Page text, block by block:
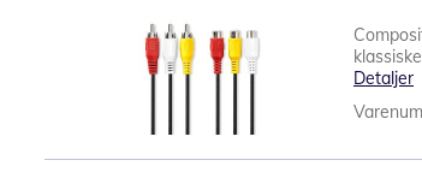
Detaljer